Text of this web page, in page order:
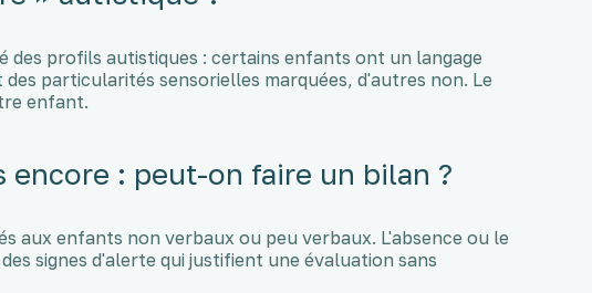
des profils autistiques : certains enfants ont un langage
particularités sensorielles marquées, d'autres non. Le
enfant.
encore : peut-on faire un bilan ?
aux enfants non verbaux ou peu verbaux. L'absence ou le
signes d'alerte qui justifient une évaluation sans